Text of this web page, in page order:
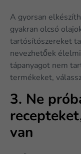
A gyorsan
gyakran olcsó
tartósítószereket
nevezhetőek
tápanyagot nem
termékeket,
3. Ne
van